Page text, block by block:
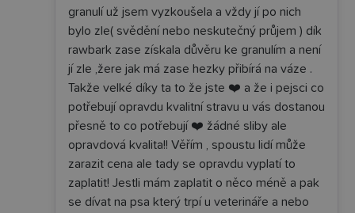
granulí už jsem vyzkoušela a vždy jí po nich
bylo zle( svědění nebo neskutečný průjem ) dík
rawbark zase získala důvěru ke granulím a není
jí zle ,žere jak má zase hezky přibírá na váze .
Takže velké díky ta to že jste ❤️ a že i pejsci co
potřebují opravdu kvalitní stravu u vás dostanou
přesně to co potřebují ❤️ žádné sliby ale
opravdová kvalita!! Věřím , spoustu lidí může
zarazit cena ale tady se opravdu vyplatí to
zaplatit! Jestli mám zaplatit o něco méně a pak
se dívat na psa který trpí u veterináře a nebo